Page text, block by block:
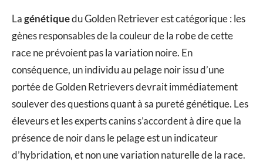
Lagénétiquedu Golden Retriever est catégorique : les
gènes responsables de la couleur de la robe de cette
race ne prévoient pas la variation noire. En
conséquence, un individu au pelage noir issu d’une
portée de Golden Retrievers devrait immédiatement
soulever des questions quant à sa pureté génétique. Les
éleveurs et les experts canins s’accordent à dire que la
présence de noir dans le pelage est un indicateur
d’hybridation, et non une variation naturelle de la race.